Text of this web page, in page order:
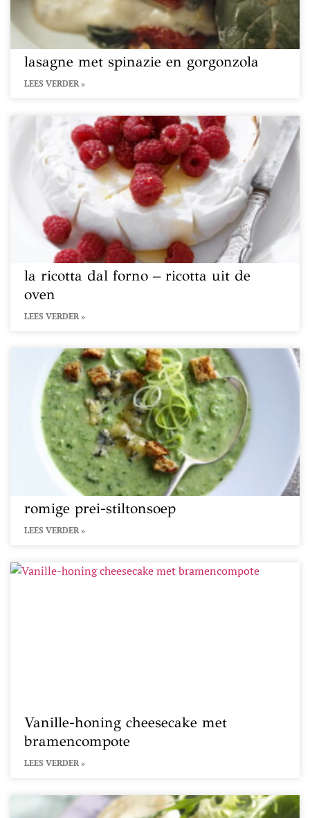
lasagne met spinazie en gorgonzola
LEES VERDER »
la ricotta dal forno – ricotta uit de
oven
LEES VERDER »
romige prei-stiltonsoep
LEES VERDER »
Vanille-honing cheesecake met
bramencompote
LEES VERDER »